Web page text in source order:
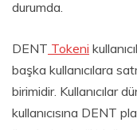
durumda.
DENT Tokeni
başka kullanıcılara
birimidir. Kullanıcılar
kullanıcısına DENT